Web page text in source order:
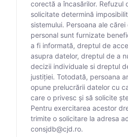
corectă a încasărilor. Refuzul
solicitate determină
sistemului. Persoana ale
personal sunt furnizate
a fi informată, dreptul de
asupra datelor, dreptul de a
decizii individuale si dreptul
justiției. Totodată, persoana
opune prelucrării datelor cu
care o privesc și să solicite
Pentru exercitarea acestor
trimite o solicitare la adresa
consjdb@cjd.ro.